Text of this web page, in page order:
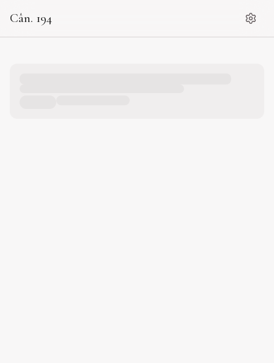
Cân. 194